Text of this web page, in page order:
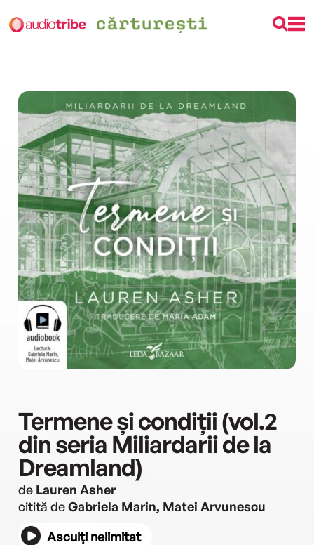
Termene și condiții (vol.2
din seria Miliardarii de la
Dreamland)
de Lauren Asher
citită deGabriela Marin, Matei Arvunescu
Asculți nelimitat